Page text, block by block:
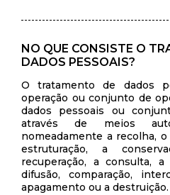
NO QUE CONSISTE O
DADOS PESSOAIS?
O tratamento de dados
operação ou conjunto de
dados pessoais ou
através de meios
nomeadamente a recolha,
estruturação, a
recuperação, a consulta, a
difusão, comparação,
apagamento ou a destruição.